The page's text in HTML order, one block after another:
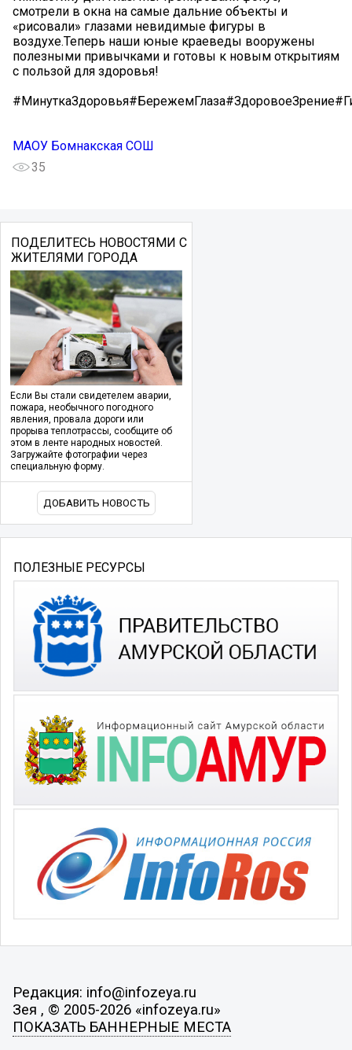
смотрели в окна на самые дальние объекты и
«рисовали» глазами невидимые фигуры в
воздухе.Теперь наши юные краеведы вооружены
полезными привычками и готовы к новым открытиям
с пользой для здоровья!
МАОУ Бомнакская СОШ
35
ПОДЕЛИТЕСЬ НОВОСТЯМИ С
ЖИТЕЛЯМИ ГОРОДА
Если Вы стали свидетелем аварии,
пожара, необычного погодного
явления, провала дороги или
прорыва теплотрассы, сообщите об
этом в ленте народных новостей.
Загружайте фотографии через
специальную форму.
ДОБАВИТЬ НОВОСТЬ
ПОЛЕЗНЫЕ РЕСУРСЫ
Редакция: info@infozeya.ru
Зея , © 2005-2026 «infozeya.ru»
ПОКАЗАТЬ БАННЕРНЫЕ МЕСТА